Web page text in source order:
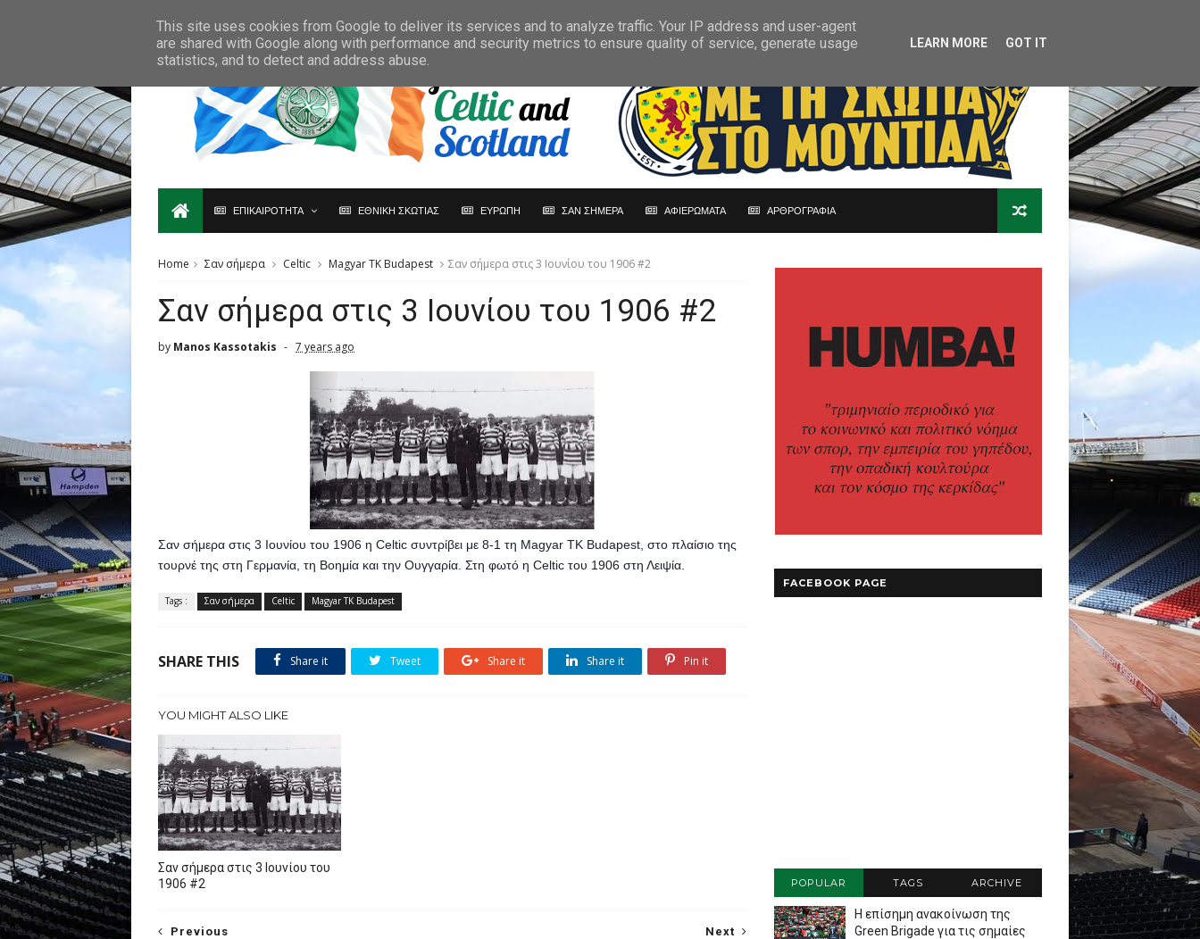
ΕΠΙΚΑΙΡΟΤΗΤΑ ΕΘΝΙΚΗ ΣΚΩΤΙΑΣ ΕΥΡΩΠΗ ΣΑΝ ΣΗΜΕΡΑ ΑΦΙΕΡΩΜΑΤΑ ΑΡΘΡΟΓΡΑΦΙΑ
Home Σαν σήμερα Celtic Magyar TK Budapest Σαν σήμερα στις 3 Ιουνίου του 1906 #2
Σαν σήμερα στις 3 Ιουνίου του 1906 #2
by Manos Kassotakis 7 years ago
Σαν σήμερα στις 3 Ιουνίου του 1906 η Celtic συντρίβει με 8-1 τη Magyar TK Budapest, στο πλαίσιο της
τουρνέ της στη Γερμανία, τη Βοημία και την Ουγγαρία. Στη φωτό η Celtic του 1906 στη Λειψία.
Tags : Σαν σήμερα Celtic Magyar TK Budapest
SHARE THIS Share it Tweet Share it Share it Pin it
YOU MIGHT ALSO LIKE
Σαν σήμερα στις 3 Ιουνίου του
1906 #2
Next
Previous
FACEBOOK PAGE
POPULAR TAGS ARCHIVE
Η επίσημη ανακοίνωση της
Green Brigade για τις σημαίες
This site uses cookies from Google to deliver its services and to analyze traffic. Your IP address and user-agent
are shared with Google along with performance and security metrics to ensure quality of service, generate usage
statistics, and to detect and address abuse.
LEARN MORE GOT IT